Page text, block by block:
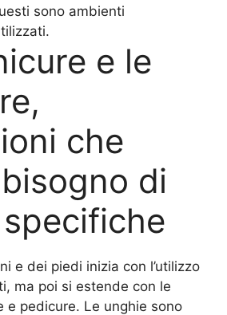
sono ambienti
e le
che
di
e dei piedi inizia con l’utilizzo
ma poi si estende con le
e pedicure. Le unghie sono